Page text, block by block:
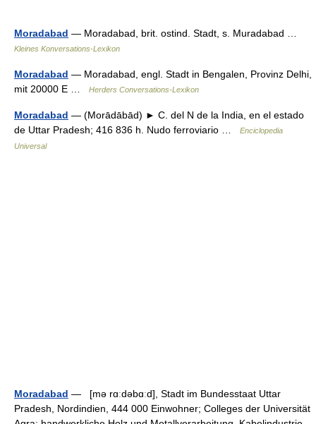
Moradabad — Moradabad, brit. ostind. Stadt, s. Muradabad …
Kleines Konversations-Lexikon
Moradabad — Moradabad, engl. Stadt in Bengalen, Provinz Delhi,
mit 20000 E …
Herders Conversations-Lexikon
Moradabad — (Morādābād) ► C. del N de la India, en el estado
de Uttar Pradesh; 416 836 h. Nudo ferroviario …
Enciclopedia
Universal
Moradabad — [mə rɑːdəbɑːd], Stadt im Bundesstaat Uttar
Pradesh, Nordindien, 444 000 Einwohner; Colleges der Universität